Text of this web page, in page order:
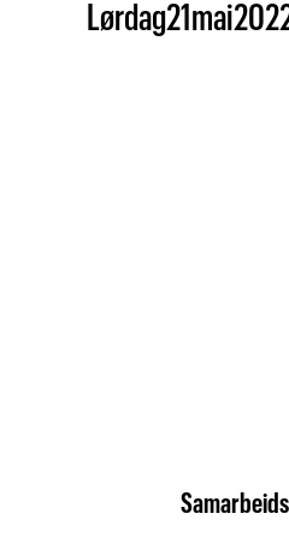
Lørdag21 mai